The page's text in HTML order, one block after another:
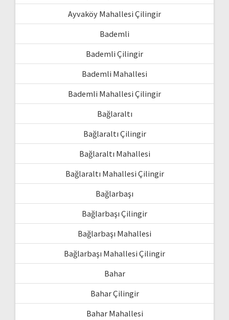
Ayvaköy Mahallesi Çilingir
Bademli
Bademli Çilingir
Bademli Mahallesi
Bademli Mahallesi Çilingir
Bağlaraltı
Bağlaraltı Çilingir
Bağlaraltı Mahallesi
Bağlaraltı Mahallesi Çilingir
Bağlarbaşı
Bağlarbaşı Çilingir
Bağlarbaşı Mahallesi
Bağlarbaşı Mahallesi Çilingir
Bahar
Bahar Çilingir
Bahar Mahallesi